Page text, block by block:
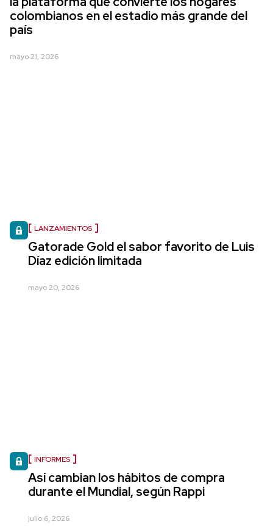
colombianos en el estadio más grande del
país
mayo 21, 2026
LANZAMIENTOS
Gatorade Gold el sabor favorito de Luis
Díaz edición limitada
mayo 20, 2026
INFORMES
Así cambian los hábitos de compra
durante el Mundial, según Rappi
julio 6, 2026